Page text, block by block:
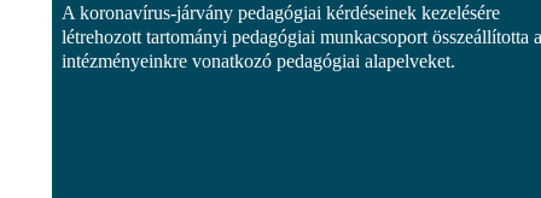
A koronavírus-járvány pedagógiai kérdéseinek kezelésére
létrehozott tartományi pedagógiai munkacsoport összeállította
intézményeinkre vonatkozó pedagógiai alapelveket.